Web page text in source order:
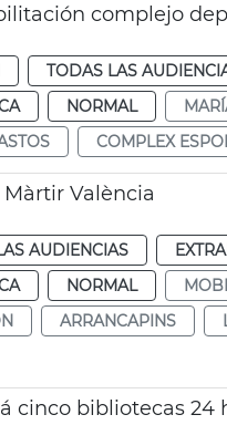
complejo
TODAS LAS
NORMAL
COMPLEX
València
AUDIENCIAS
NORMAL
ARRANCAPINS